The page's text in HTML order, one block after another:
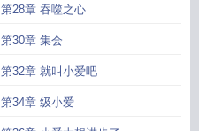
第28章 吞噬之心
第30章 集会
第32章 就叫小爱吧
第34章 级小爱